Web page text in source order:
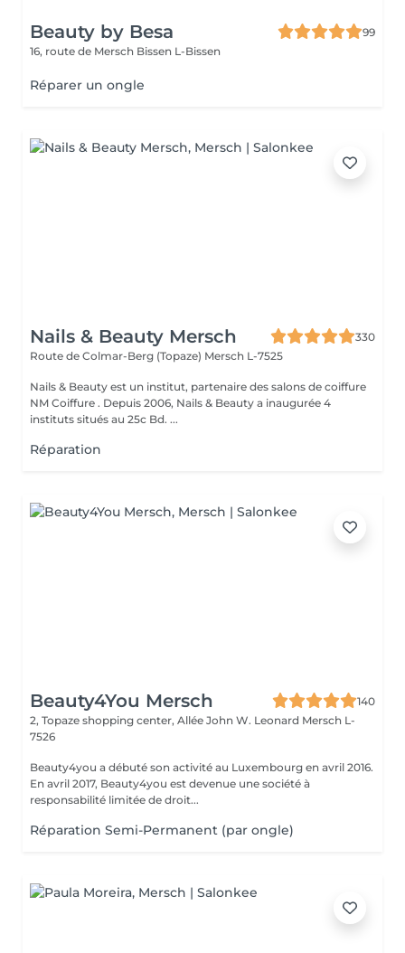
Beauty by Besa
99
16, route de Mersch Bissen L-Bissen
Réparer un ongle
Nails & Beauty Mersch
330
Route de Colmar-Berg (Topaze) Mersch L-7525
Nails & Beauty est un institut, partenaire des salons de coiffure
NM Coiffure . Depuis 2006, Nails & Beauty a inaugurée 4
instituts situés au 25c Bd. ...
Réparation
Beauty4You Mersch
140
2, Topaze shopping center, Allée John W. Leonard Mersch L-
7526
Beauty4you a débuté son activité au Luxembourg en avril 2016.
En avril 2017, Beauty4you est devenue une société à
responsabilité limitée de droit...
Réparation Semi-Permanent (par ongle)